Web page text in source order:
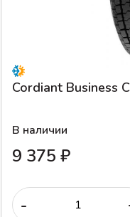
Cordiant Business
В наличии
9 375 ₽
-